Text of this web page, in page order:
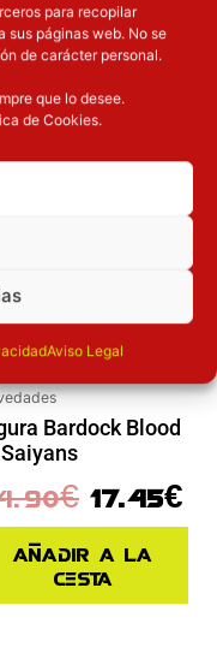
para recopilar
sus páginas web. No se
de carácter personal.
que lo desee.
de Cookies.
Aviso Legal
QUE TE
INTERESAR
Bardock Blood
€
El precio original era: 34.90€.
17.45€
Añadir a la
cesta